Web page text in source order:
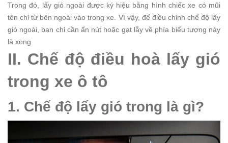
Trong đó, lấy gió ngoài được ký hiệu bằng hình chiếc xe có mũi
tên chỉ từ bên ngoài vào trong xe. Vì vậy, để điều chỉnh chế độ lấy
gió ngoài, bạn chỉ cần ấn nút hoặc gạt lẫy về phía biểu tượng này
là xong.
II. Chế độ điều hoà lấy gió
trong xe ô tô
1. Chế độ lấy gió trong là gì?